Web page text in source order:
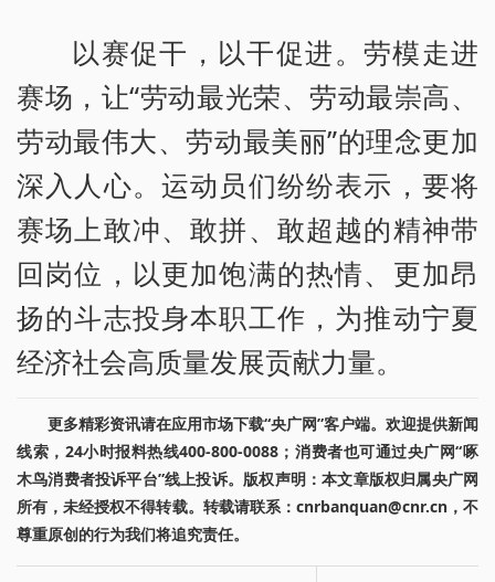
以赛促干，以干促进。劳模走进
赛场，让“劳动最光荣、劳动最崇高、
劳动最伟大、劳动最美丽”的理念更加
深入人心。运动员们纷纷表示，要将
赛场上敢冲、敢拼、敢超越的精神带
回岗位，以更加饱满的热情、更加昂
扬的斗志投身本职工作，为推动宁夏
经济社会高质量发展贡献力量。
更多精彩资讯请在应用市场下载“央广网”客户端。欢迎提供新闻
线索，24小时报料热线400-800-0088；消费者也可通过央广网“啄
木鸟消费者投诉平台”线上投诉。版权声明：本文章版权归属央广网
所有，未经授权不得转载。转载请联系：cnrbanquan@cnr.cn，不
尊重原创的行为我们将追究责任。